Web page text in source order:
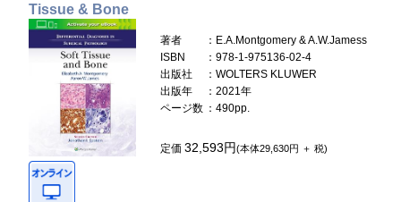
Tissue & Bone
著者
：E.A.Montgomery & A.W.Jamess
ISBN
：978-1-975136-02-4
出版社
：WOLTERS KLUWER
出版年
：2021年
ページ数 ：490pp.
定価32,593円(本体29,630円 ＋ 税)